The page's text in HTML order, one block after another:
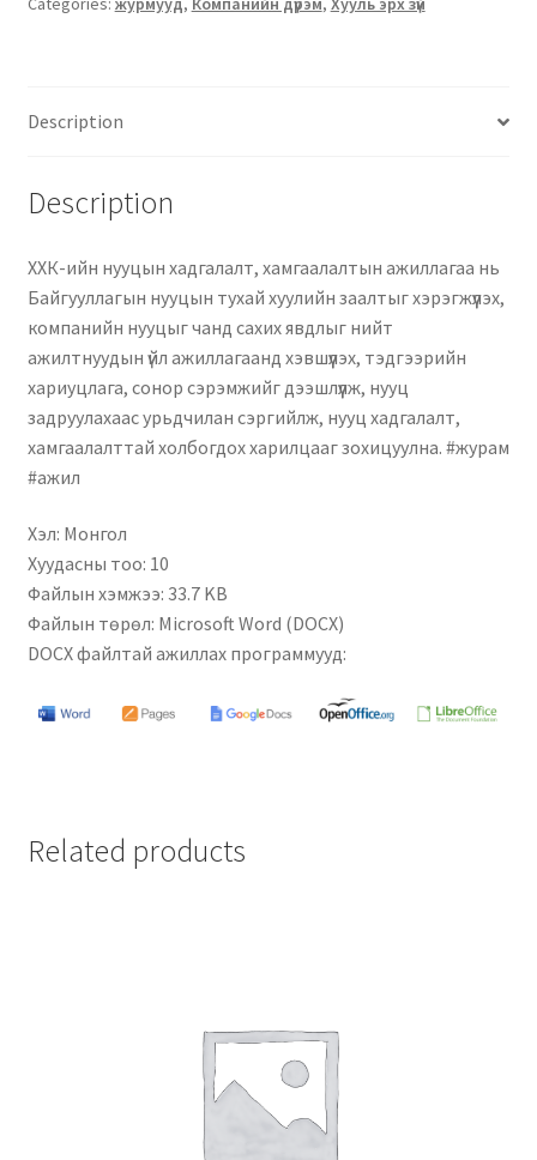
Description
Description
ХХК-ийн нууцын хадгалалт, хамгаалалтын ажиллагаа нь
Байгууллагын нууцын тухай хуулийн заалтыг хэрэгжүүлэх,
компанийн нууцыг чанд сахих явдлыг нийт
ажилтнуудын үйл ажиллагаанд хэвшүүлэх, тэдгээрийн
хариуцлага, сонор сэрэмжийг дээшлүүлж, нууц
задруулахаас урьдчилан сэргийлж, нууц хадгалалт,
хамгаалалттай холбогдох харилцааг зохицуулна. #журам
#ажил
Хэл: Монгол
Хуудасны тоо: 10
Файлын хэмжээ: 33.7 KB
Файлын төрөл: Microsoft Word (DOCX)
DOCX файлтай ажиллах программууд:
Related products